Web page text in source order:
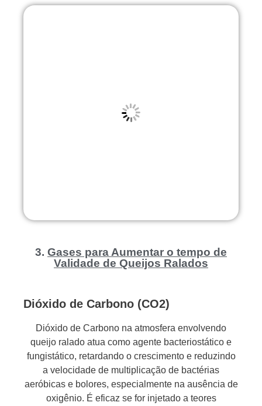
3. Gases para Aumentar o tempo de
Validade de Queijos Ralados
Dióxido de Carbono (CO2)
Dióxido de Carbono na atmosfera envolvendo
queijo ralado atua como agente bacteriostático e
fungistático, retardando o crescimento e reduzindo
a velocidade de multiplicação de bactérias
aeróbicas e bolores, especialmente na ausência de
oxigênio. É eficaz se for injetado a teores